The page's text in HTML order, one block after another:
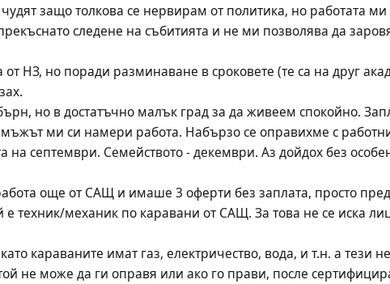
защо толкова се нервирам от политика, но работата ми
следене на събитията и не ми позволява да
НЗ, но поради разминаване в сроковете (те са на друг
но в достатъчно малък град за да живеем спокойно.
ми си намери работа. Набързо се оправихме с
септември. Семейството - декември. Аз дойдох без
още от САЩ и имаше 3 оферти без заплата, просто
е техник/механик по каравани от САЩ. За това не се иска
караваните имат газ, електричество, вода, и т.н. а тези
не може да ги оправя или ако го прави, после